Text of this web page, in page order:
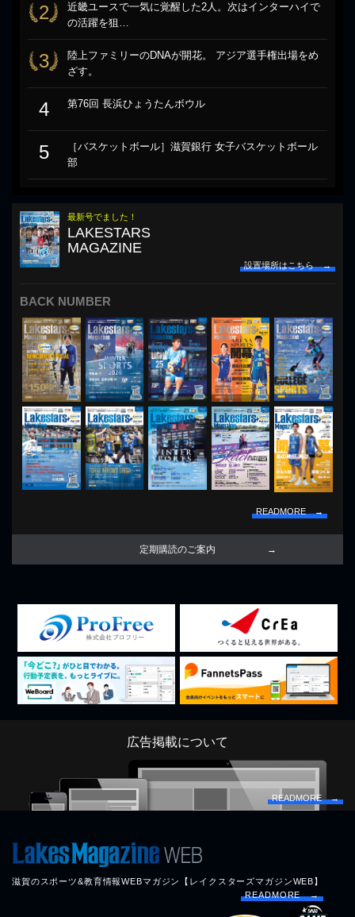
2
近畿ユースで一気に覚醒した2人。次はインターハイで
の活躍を狙…
3
陸上ファミリーのDNAが開花。 アジア選手権出場をめ
ざす。
4 第76回 長浜ひょうたんボウル
5
［バスケットボール］滋賀銀行 女子バスケットボール
部
最新号でました！
LAKESTARS
MAGAZINE
設置場所はこちら →
BACK NUMBER
READMORE →
定期購読のご案内
広告掲載について
READMORE →
滋賀のスポーツ&教育情報WEBマガジン【レイクスターズマガジンWEB】
READMORE →